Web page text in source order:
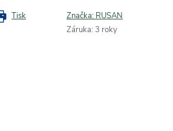
Tisk Značka: RUSAN
Záruka: 3 roky